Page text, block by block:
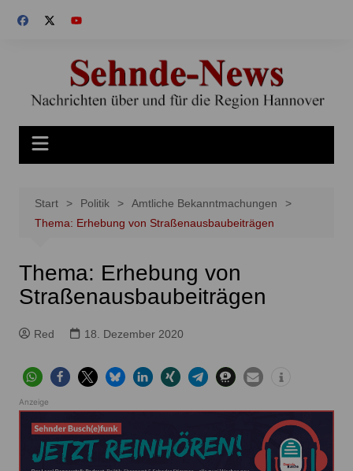
Inhalt
Start Politik
Amtliche Bekanntmachungen
Thema: Erhebung von Straßenausbaubeiträgen
Thema: Erhebung von
Straßenausbaubeiträgen
Red 18. Dezember 2020
Anzeige